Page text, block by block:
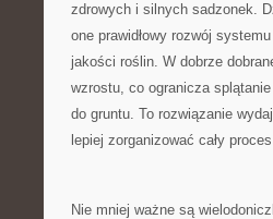
zdrowych i silnych sadzonek.
one prawidłowy rozwój
jakości roślin. W dobrze
wzrostu, co ogranicza
do gruntu. To rozwiązanie
lepiej zorganizować cały
Nie mniej ważne są